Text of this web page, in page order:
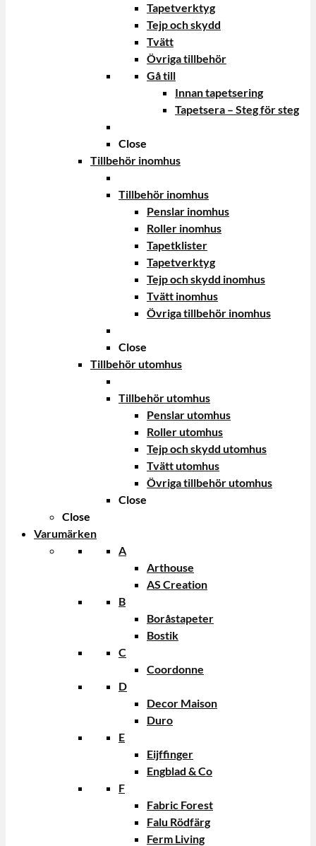
Tapetverktyg
Tejp och skydd
Tvätt
Övriga tillbehör
Gå till
Innan tapetsering
Tapetsera – Steg för steg
Close
Tillbehör inomhus
Tillbehör inomhus
Penslar inomhus
Roller inomhus
Tapetklister
Tapetverktyg
Tejp och skydd inomhus
Tvätt inomhus
Övriga tillbehör inomhus
Close
Tillbehör utomhus
Tillbehör utomhus
Penslar utomhus
Roller utomhus
Tejp och skydd utomhus
Tvätt utomhus
Övriga tillbehör utomhus
Close
Close
Varumärken
A
Arthouse
AS Creation
B
Boråstapeter
Bostik
C
Coordonne
D
Decor Maison
Duro
E
Eijffinger
Engblad & Co
F
Fabric Forest
Falu Rödfärg
Ferm Living